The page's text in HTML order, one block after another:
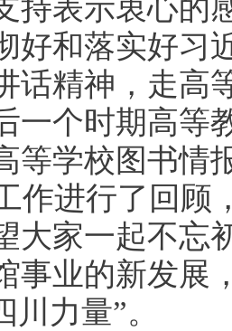
持表示衷心的
好和落实好习
话精神，走高
一个时期高等
等学校图书情
作进行了回顾
大家一起不忘
事业的新发展
川力量”。